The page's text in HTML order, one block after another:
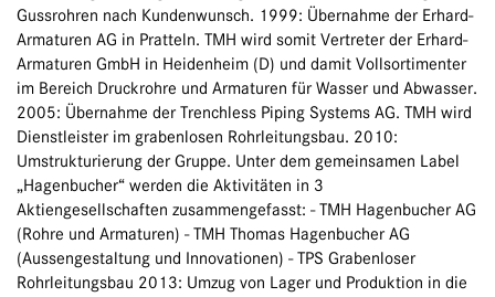
Gussrohren nach Kundenwunsch. 1999: Übernahme der Erhard-
Armaturen AG in Pratteln. TMH wird somit Vertreter der Erhard-
Armaturen GmbH in Heidenheim (D) und damit Vollsortimenter
im Bereich Druckrohre und Armaturen für Wasser und Abwasser.
2005: Übernahme der Trenchless Piping Systems AG. TMH wird
Dienstleister im grabenlosen Rohrleitungsbau. 2010:
Umstrukturierung der Gruppe. Unter dem gemeinsamen Label
„Hagenbucher“ werden die Aktivitäten in 3
Aktiengesellschaften zusammengefasst: - TMH Hagenbucher AG
(Rohre und Armaturen) - TMH Thomas Hagenbucher AG
(Aussengestaltung und Innovationen) - TPS Grabenloser
Rohrleitungsbau 2013: Umzug von Lager und Produktion in die